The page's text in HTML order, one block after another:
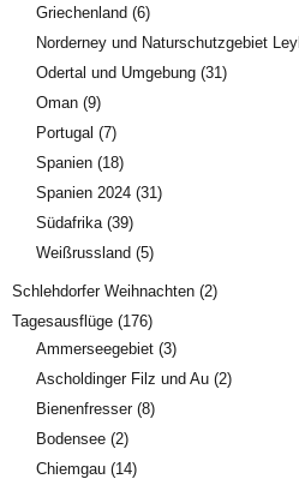
Griechenland (6)
Norderney und Naturschutzgebiet
Odertal und Umgebung (31)
Oman (9)
Portugal (7)
Spanien (18)
Spanien 2024 (31)
Südafrika (39)
Weißrussland (5)
Schlehdorfer Weihnachten (2)
Tagesausflüge (176)
Ammerseegebiet (3)
Ascholdinger Filz und Au (2)
Bienenfresser(8)
Bodensee (2)
Chiemgau (14)